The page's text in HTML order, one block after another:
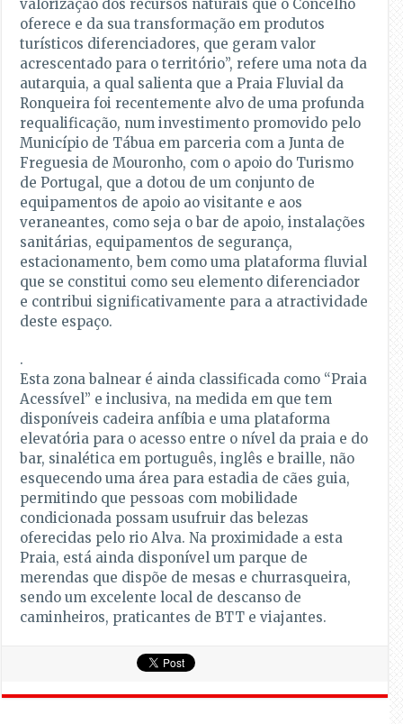
valorização dos recursos naturais que o Concelho
oferece e da sua transformação em produtos
turísticos diferenciadores, que geram valor
acrescentado para o território”, refere uma nota da
autarquia, a qual salienta que a Praia Fluvial da
Ronqueira foi recentemente alvo de uma profunda
requalificação, num investimento promovido pelo
Município de Tábua em parceria com a Junta de
Freguesia de Mouronho, com o apoio do Turismo
de Portugal, que a dotou de um conjunto de
equipamentos de apoio ao visitante e aos
veraneantes, como seja o bar de apoio, instalações
sanitárias, equipamentos de segurança,
estacionamento, bem como uma plataforma fluvial
que se constitui como seu elemento diferenciador
e contribui significativamente para a atractividade
deste espaço.
.
Esta zona balnear é ainda classificada como “Praia
Acessível” e inclusiva, na medida em que tem
disponíveis cadeira anfíbia e uma plataforma
elevatória para o acesso entre o nível da praia e do
bar, sinalética em português, inglês e braille, não
esquecendo uma área para estadia de cães guia,
permitindo que pessoas com mobilidade
condicionada possam usufruir das belezas
oferecidas pelo rio Alva. Na proximidade a esta
Praia, está ainda disponível um parque de
merendas que dispõe de mesas e churrasqueira,
sendo um excelente local de descanso de
caminheiros, praticantes de BTT e viajantes.